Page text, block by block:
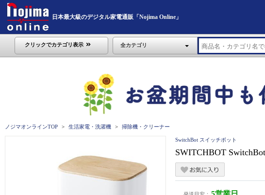
日本最大級のデジタル家電通販「Nojima Online」
クリックでカテゴリ表示 全カテゴリ
ノジマオンラインTOP 生活家電・洗濯機 掃除機・クリーナー
SwitchBot スイッチボット
SWITCHBOT